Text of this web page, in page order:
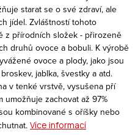
starat se o své zdraví, ale
jídel. Zvláštností tohoto
z přírodních složek - přirozeně
druhů ovoce a bobuli. K výrobě
ovoce a plody, jako jsou
jablka, švestky a atd.
v tenké vrstvě, vysušena pří
umožňuje zachovat až 97%
kombinované s oříšky nebo
Více informací